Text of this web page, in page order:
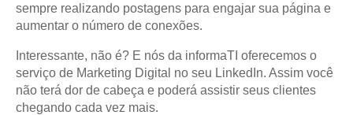
sempre realizando postagens para engajar sua página e
aumentar o número de conexões.
Interessante, não é? E nós da informaTI oferecemos o
serviço de Marketing Digital no seu LinkedIn. Assim você
não terá dor de cabeça e poderá assistir seus clientes
chegando cada vez mais.